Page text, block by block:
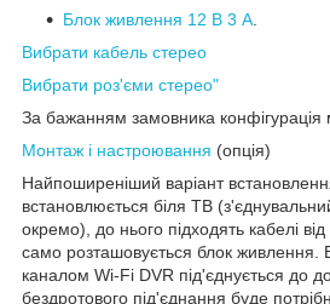
Блок живлення 12 В 3 А.
Вибрати кабель стерео
Вибрати роз'єми стерео"
За бажанням замовника конфігурація
Монтаж і настроювання (опція)
Найпоширеніший варіант
встановлюється біля ТВ
окремо), до нього підходять кабелі
само розташовується блок
каналом Wi-Fi DVR під'єднується до
бездротового під'єднання буде